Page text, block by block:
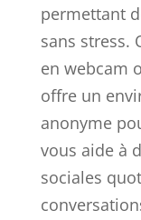
permettant
sans stress.
en webcam
offre un
anonyme
vous aide à
sociales